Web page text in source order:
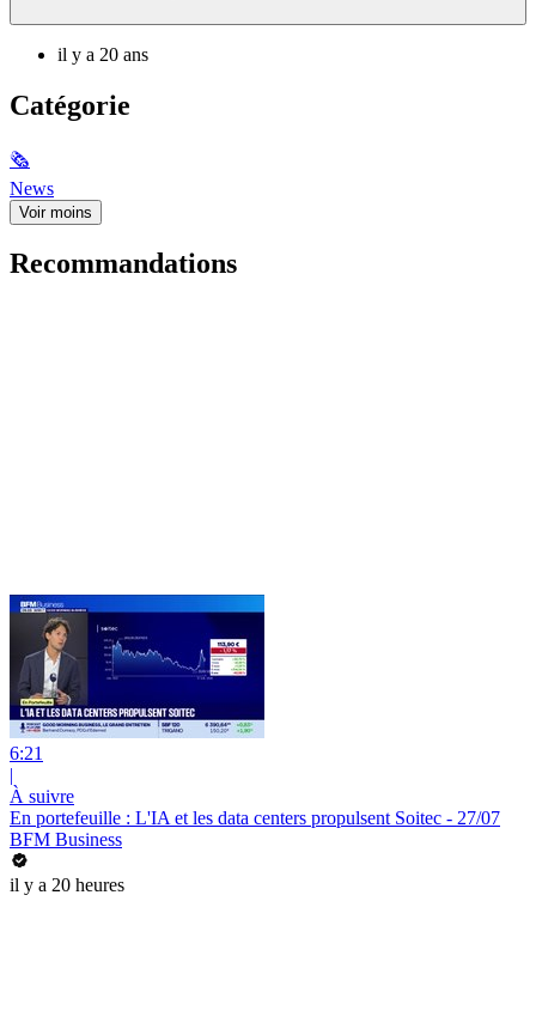
il y a 20 ans
Catégorie
🗞
News
Voir moins
Recommandations
6:21
|
À suivre
En portefeuille : L'IA et les data centers propulsent Soitec - 27/07
BFM Business
il y a 20 heures